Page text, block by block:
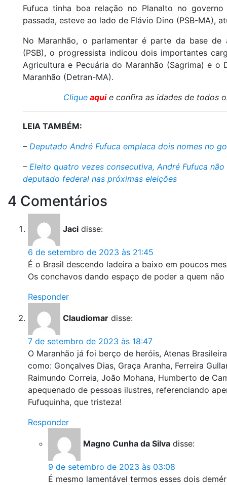
Fufuca tinha boa relação no Planalto no
passada, esteve ao lado de Flávio Dino (PSB-MA),
No Maranhão, o parlamentar é parte da base de
(PSB), o progressista indicou dois importantes
Agricultura e Pecuária do Maranhão (Sagrima) e o
Maranhão (Detran-MA).
Cliqueaquie confira as idades de todos
LEIA TAMBÉM:
– Deputado André Fufuca emplaca dois nomes no
– Eleito quatro vezes consecutiva, André Fufuca
deputado federal nas próximas eleições
4 Comentários
Jaci disse:
6 de setembro de 2023 às 21:45
É o Brasil descendo ladeira a baixo em poucos
Os conchavos dando espaço de poder a quem
Responder
Claudiomar disse:
7 de setembro de 2023 às 18:47
O Maranhão já foi berço de heróis, Atenas
como: Gonçalves Dias, Graça Aranha, Ferreira
Raimundo Correia, João Mohana, Humberto de
apequenado de pessoas ilustres, referenciando
Fufuquinha, que tristeza!
Responder
Magno Cunha da Silva disse:
9 de setembro de 2023 às 03:08
É mesmo lamentável termos esses dois